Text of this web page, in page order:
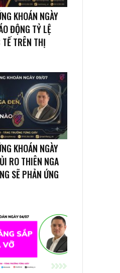
KHOÁN NGÀY
ĐỘNG TỶ LỆ
TRÊN THỊ
KHOÁN NGÀY
RO THIÊN NGA
SẼ PHẢN ỨNG